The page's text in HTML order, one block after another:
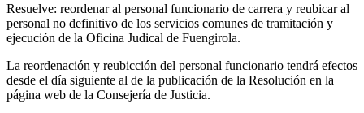
Resuelve: reordenar al personal funcionario de carrera y reubicar al
personal no definitivo de los servicios comunes de tramitación y
ejecución de la Oficina Judical de Fuengirola.
La reordenación y reubicción del personal funcionario tendrá efectos
desde el día siguiente al de la publicación de la Resolución en la
página web de la Consejería de Justicia.